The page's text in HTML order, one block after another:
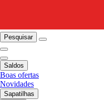
Pesquisar
Saldos
Boas ofertas
Novidades
Sapatilhas